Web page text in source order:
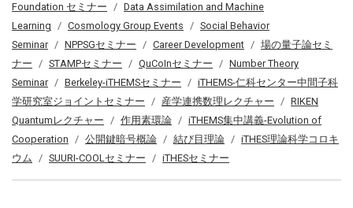
Foundation セミナー
Data Assimilation and Machine
Learning
Cosmology Group Events
Social Behavior
Seminar
NPPSGセミナー Career Development
場の量子論セミ
ナー
STAMPセミナー QuCoInセミナー
Number Theory
Seminar
Berkeley-iTHEMSセミナー
iTHEMS-仁科センター中間子科
学研究室ジョイントセミナー
産学連携数理レクチャー
RIKEN
Quantumレクチャー
作用素環論
iTHEMS集中講義-Evolution of
Cooperation
公開鍵暗号概論 結び目理論
iTHES理論科学コロキ
ウム
SUURI-COOLセミナー iTHESセミナー